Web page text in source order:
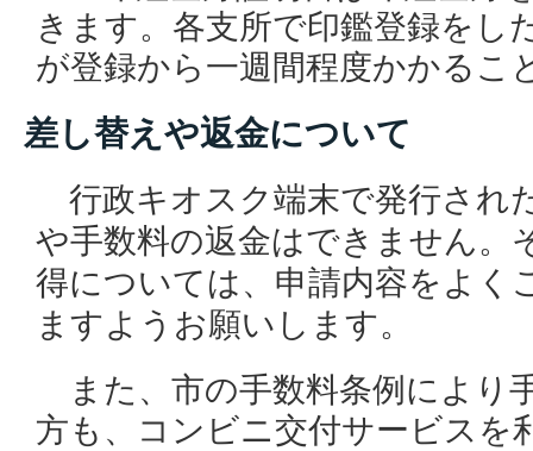
きます。各支所で印鑑登録をし
が登録から一週間程度かかるこ
差し替えや返金について
行政キオスク端末で発行され
や手数料の返金はできません。
得については、申請内容をよく
ますようお願いします。
また、市の手数料条例により
方も、コンビニ交付サービスを